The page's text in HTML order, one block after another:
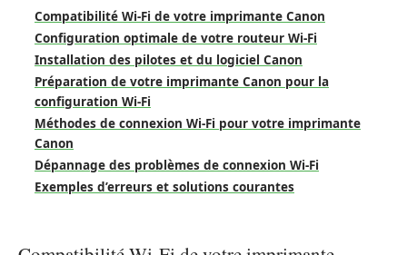
Compatibilité Wi-Fi de votre imprimante Canon
Configuration optimale de votre routeur Wi-Fi
Installation des pilotes et du logiciel Canon
Préparation de votre imprimante Canon pour la
configuration Wi-Fi
Méthodes de connexion Wi-Fi pour votre imprimante
Canon
Dépannage des problèmes de connexion Wi-Fi
Exemples d’erreurs et solutions courantes